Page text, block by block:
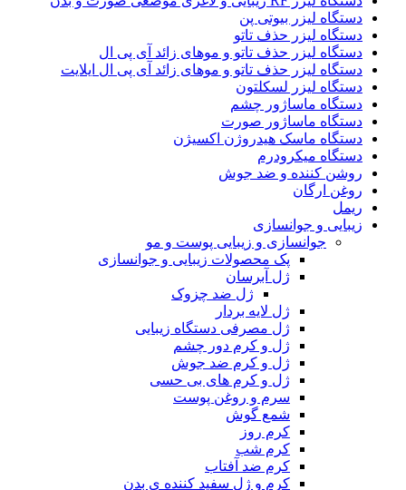
دستگاه لیزر بیوتی پن
دستگاه لیزر حذف تاتو
دستگاه لیزر حذف تاتو و موهای زائد آی پی ال
دستگاه لیزر حذف تاتو و موهای زائد آی پی ال ایلایت
دستگاه لیزر لسکلتون
دستگاه ماساژور چشم
دستگاه ماساژور صورت
دستگاه ماسک هیدروژن اکسیژن
دستگاه میکرودرم
روشن کننده و ضد جوش
روغن ارگان
ریمل
زیبایی و جوانسازی
جوانسازی و زیبایی پوست و مو
پک محصولات زیبایی و جوانسازی
ژل آبرسان
ژل ضد چزوک
ژل لایه بردار
ژل مصرفی دستگاه زیبایی
ژل و کرم دور چشم
ژل و کرم ضد جوش
ژل و کرم های بی حسی
سرم و روغن پوست
شمع گوش
کرم روز
کرم شب
کرم ضد آفتاب
کرم و ژل سفید کننده ی بدن